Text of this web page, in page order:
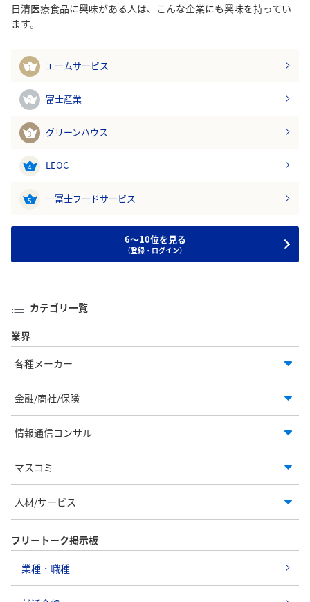
日清医療食品に興味がある人は、こんな企業にも興味を持ってい
ます。
1 エームサービス
2 富士産業
3 グリーンハウス
4 LEOC
5 一冨士フードサービス
6～10位を見る
（登録・ログイン）
カテゴリ一覧
業界
各種メーカー
金融/商社/保険
情報通信コンサル
マスコミ
人材/サービス
フリートーク掲示板
業種・職種